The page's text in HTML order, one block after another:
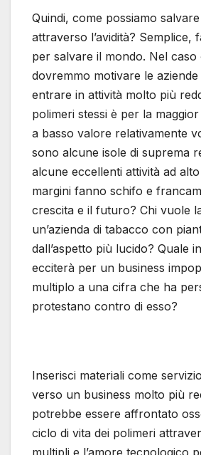
Quindi, come possiamo
attraverso l’avidità? Semplice,
per salvare il mondo. Nel caso
dovremmo motivare le
entrare in attività molto più
polimeri stessi è per la
a basso valore relativamente
sono alcune isole di suprema
alcune eccellenti attività ad
margini fanno schifo e
crescita e il futuro? Chi vuole
un’azienda di tabacco con
dall’aspetto più lucido? Quale
ecciterà per un business
multiplo a una cifra che ha
protestano contro di esso?
Inserisci materiali come
verso un business molto più
potrebbe essere affrontato
ciclo di vita dei polimeri